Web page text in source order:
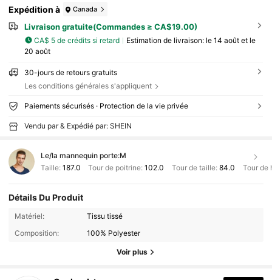
Expédition à Canada
Livraison gratuite(Commandes ≥ CA$19.00)
CA$ 5 de crédits si retard Estimation de livraison: le 14 août et le
20 août
30-jours de retours gratuits
Les conditions générales s'appliquent
Paiements sécurisés · Protection de la vie privée
Vendu par & Expédié par: SHEIN
Le/la mannequin porte:M
Taille: 187.0 Tour de poitrine:102.0 Tour de taille: 84.0 Tour de
Détails Du Produit
Matériel:
Tissu tissé
Composition:
100% Polyester
Voir plus